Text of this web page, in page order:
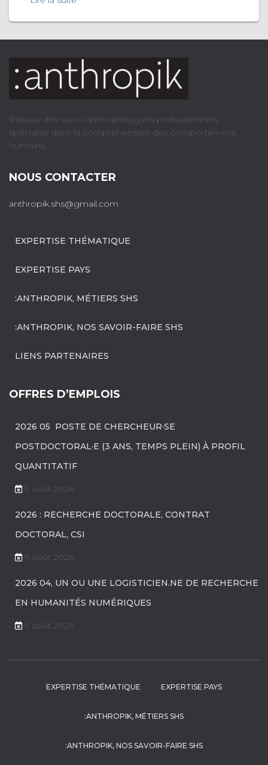
Réseau des socio-anthropologues professionnels
spécialisé dans la compréhension des comportement
humains.
NOUS CONTACTER
anthropik.shs@gmail.com
EXPERTISE THÉMATIQUE
EXPERTISE PAYS
:ANTHROPIK, MÉTIERS SHS
:ANTHROPIK, NOS SAVOIR-FAIRE SHS
LIENS PARTENAIRES
OFFRES D’EMPLOIS
2026 05 POSTE DE CHERCHEUR·SE
POSTDOCTORAL·E (3 ANS, TEMPS PLEIN) À PROFIL
QUANTITATIF
9 août 2026
2026 : RECHERCHE DOCTORALE, CONTRAT
DOCTORAL, CSI
9 août 2026
2026 04, UN OU UNE LOGISTICIEN.NE DE RECHERCHE
EN HUMANITÉS NUMÉRIQUES
9 août 2026
EXPERTISE THÉMATIQUE EXPERTISE PAYS
:ANTHROPIK, MÉTIERS SHS
:ANTHROPIK, NOS SAVOIR-FAIRE SHS